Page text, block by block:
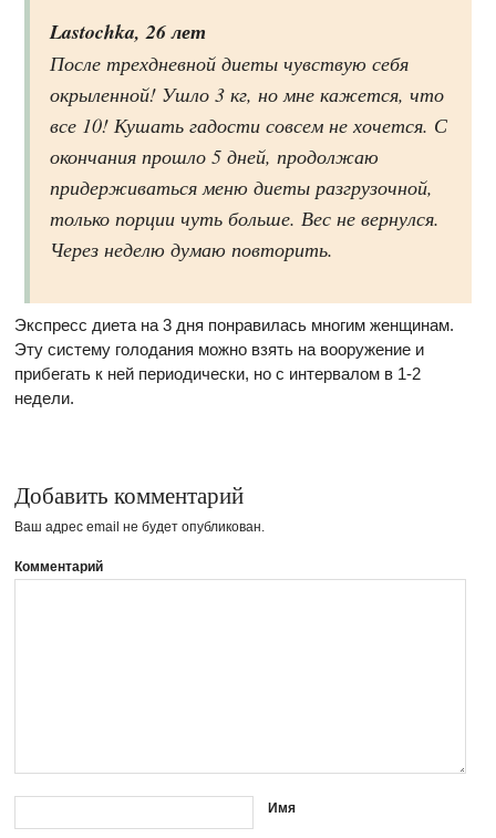
Lastochka, 26 лет
После трехдневной диеты чувствую себя
окрыленной! Ушло 3 кг, но мне кажется, что
все 10! Кушать гадости совсем не хочется. С
окончания прошло 5 дней, продолжаю
придерживаться меню диеты разгрузочной,
только порции чуть больше. Вес не вернулся.
Через неделю думаю повторить.
Экспресс диета на 3 дня понравилась многим женщинам.
Эту систему голодания можно взять на вооружение и
прибегать к ней периодически, но с интервалом в 1-2
недели.
Добавить комментарий
Ваш адрес email не будет опубликован.
Комментарий
Имя